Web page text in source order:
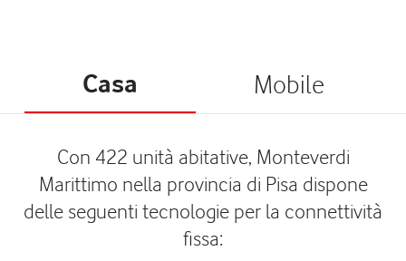
Casa Mobile
Con 422 unità abitative, Monteverdi
Marittimo nella provincia di Pisa dispone
delle seguenti tecnologie per la connettività
fissa: